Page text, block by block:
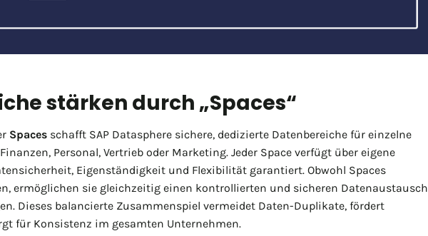
stärken durch „Spaces“
Spaces schafft SAP Datasphere sichere, dedizierte Datenbereiche für einzelne
Personal, Vertrieb oder Marketing. Jeder Space verfügt über eigene
Eigenständigkeit und Flexibilität garantiert. Obwohl Spaces
ermöglichen sie gleichzeitig einen kontrollierten und sicheren Datenaustausch
Dieses balancierte Zusammenspiel vermeidet Daten-Duplikate, fördert
für Konsistenz im gesamten Unternehmen.